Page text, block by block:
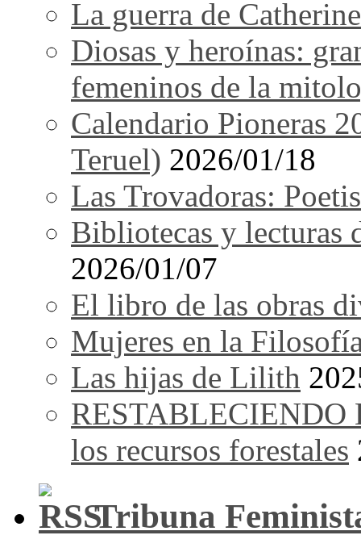
La guerra de Catherine
Diosas y heroínas:
femeninos de la
Calendario Pioneras
Teruel) 2026/01/18
Las Trovadoras:
Bibliotecas y lecturas
2026/01/07
El libro de las obras
Mujeres en la
Las hijas de Lilith
RESTABLECIENDO
los recursos forestales
Tribuna